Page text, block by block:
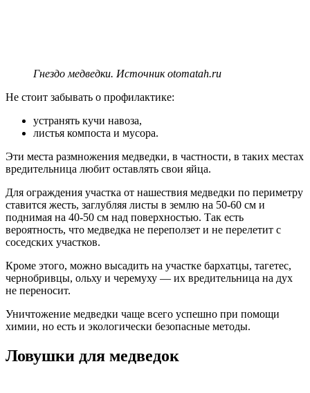
Гнездо медведки. Источник otomatah.ru
Не стоит забывать о профилактике:
устранять кучи навоза,
листья компоста и мусора.
Эти места размножения медведки, в частности, в таких местах
вредительница любит оставлять свои яйца.
Для ограждения участка от нашествия медведки по периметру
ставится жесть, заглубляя листы в землю на 50-60 см и
поднимая на 40-50 см над поверхностью. Так есть
вероятность, что медведка не переползет и не перелетит с
соседских участков.
Кроме этого, можно высадить на участке бархатцы, тагетес,
чернобривцы, ольху и черемуху — их вредительница на дух
не переносит.
Уничтожение медведки чаще всего успешно при помощи
химии, но есть и экологически безопасные методы.
Ловушки для медведок